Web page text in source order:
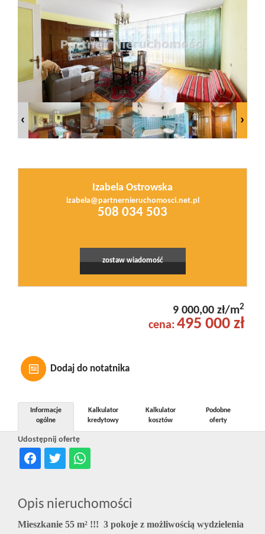
Notatnik
Opinie
Izabela Ostrowska
izabela@partnernieruchomosci.net.pl
508 034 503
zostaw wiadomość
9 000,00 zł/m2
cena: 495 000 zł
Dodaj do notatnika
Udostępnij ofertę
Informacje
ogólne
Kalkulator
kredytowy
Kalkulator
kosztów
Podobne
oferty
Opis nieruchomości
Mieszkanie 55 m² !!! 3 pokoje z możliwością wydzielenia